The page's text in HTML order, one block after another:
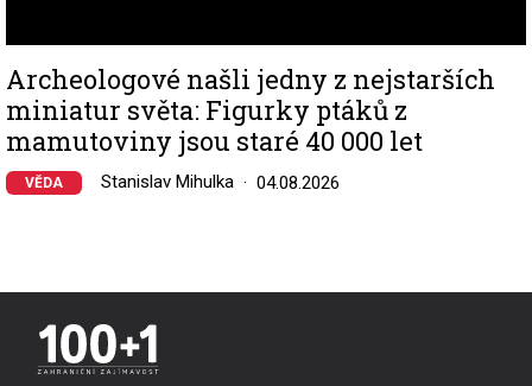
Archeologové našli jedny z nejstarších
miniatur světa: Figurky ptáků z
mamutoviny jsou staré 40 000 let
VĚDA Stanislav Mihulka 04.08.2026